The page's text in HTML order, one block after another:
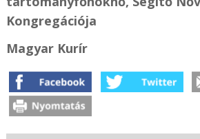
Kongregációja
Magyar Kurír